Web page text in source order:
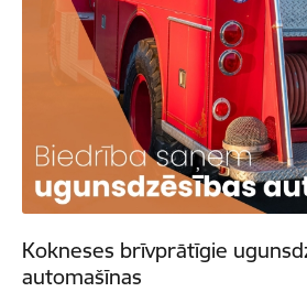
Kokneses brīvprātīgie
automašīnas